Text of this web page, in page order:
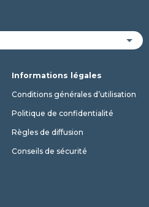
Informations légales
Conditions générales d’utilisation
Politique de confidentialité
Règles de diffusion
Conseils de sécurité